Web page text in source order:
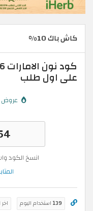
كاش باك 10%
على اول طلب
عروض
انسخ الكود
139 استخدام اليوم